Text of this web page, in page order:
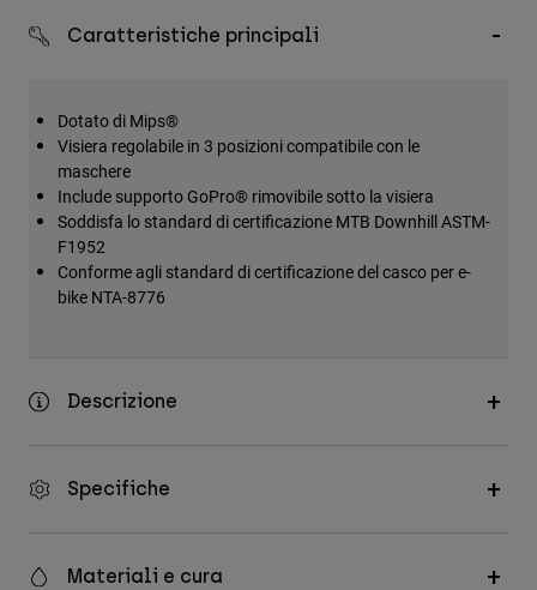
Cappelli e Berretti
Vedi tutto
Caratteristiche principali
Dotato di Mips®
Visiera regolabile in 3 posizioni compatibile con le
maschere
Include supporto GoPro® rimovibile sotto la visiera
Soddisfa lo standard di certificazione MTB Downhill ASTM-
F1952
Conforme agli standard di certificazione del casco per e-
bike NTA-8776
Descrizione
Specifiche
Materiali e cura